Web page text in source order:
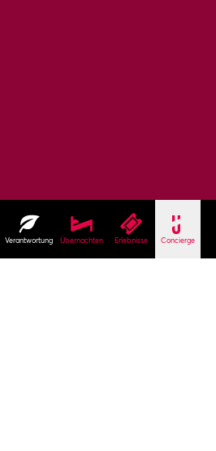
Verantwortung Übernachten Erlebnisse Concierge